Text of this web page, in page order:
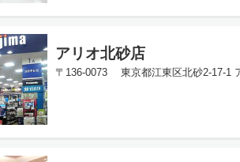
アリオ北砂店
〒136-0073 東京都江東区北砂2-17-1